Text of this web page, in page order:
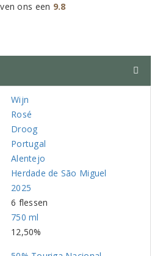
ons een 9.8
Wijn
Rosé
Droog
Portugal
Alentejo
Herdade de São Miguel
2025
6 flessen
750 ml
12,50%